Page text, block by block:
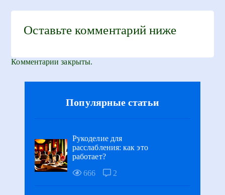
Оставьте комментарий ниже
Комментарии закрыты.
Популярные статьи
Рукоделие для
расслабления: как это
работает?
666
2